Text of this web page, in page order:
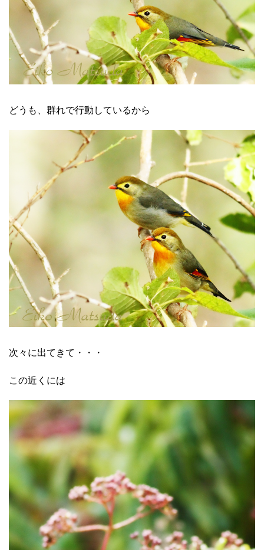
どうも、群れで行動しているから
次々に出てきて・・・
この近くには